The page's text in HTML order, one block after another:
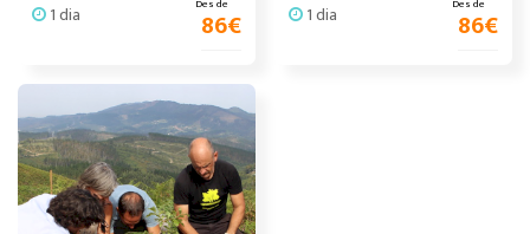
1 dia Des de
86€ 1 dia Des de
86€